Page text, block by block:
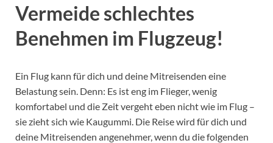
Vermeide schlechtes
Benehmen im Flugzeug!
Ein Flug kann für dich und deine Mitreisenden eine
Belastung sein. Denn: Es ist eng im Flieger, wenig
komfortabel und die Zeit vergeht eben nicht wie im Flug –
sie zieht sich wie Kaugummi. Die Reise wird für dich und
deine Mitreisenden angenehmer, wenn du die folgenden